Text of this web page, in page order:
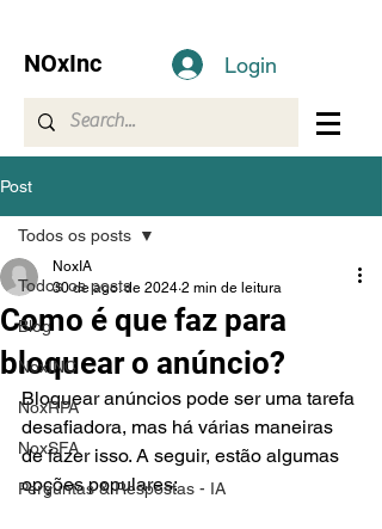
NOxInc Login
Post
Todos os posts
Blog
NoxINC
NoxRPA
NoxSFA
Perguntas & Respostas - IA
Todos os posts
Como é que faz para
bloquear o anúncio?
NoxIA
30 de ago. de 2024 2 min de leitura
Bloquear anúncios pode ser uma tarefa
desafiadora, mas há várias maneiras
de fazer isso. A seguir, estão algumas
opções populares: